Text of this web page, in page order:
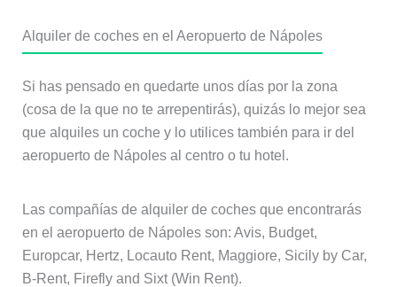
Alquiler de coches en el Aeropuerto de Nápoles
Si has pensado en quedarte unos días por la zona
(cosa de la que no te arrepentirás), quizás lo mejor sea
que alquiles un coche y lo utilices también para ir del
aeropuerto de Nápoles al centro o tu hotel.
Las compañías de alquiler de coches que encontrarás
en el aeropuerto de Nápoles son: Avis, Budget,
Europcar, Hertz, Locauto Rent, Maggiore, Sicily by Car,
B-Rent, Firefly and Sixt (Win Rent).